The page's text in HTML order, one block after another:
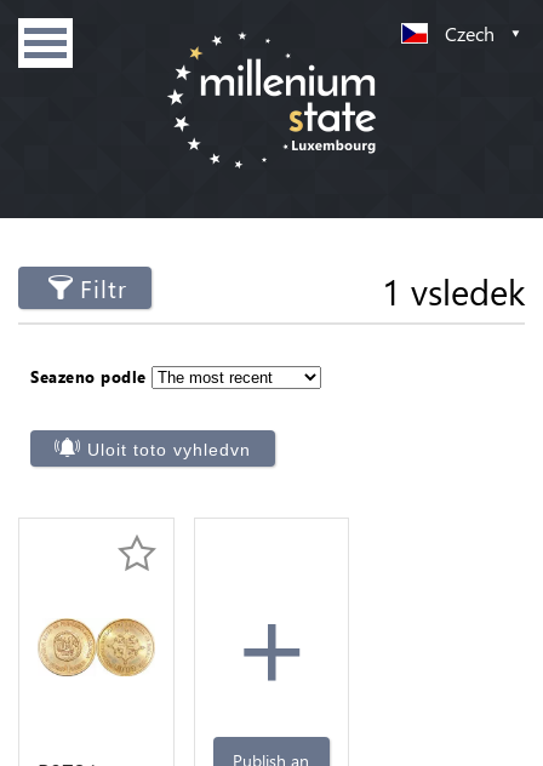
Czech
Filtr 1 vsledek
Seazeno podle
Uloit toto vyhledvn
+
Publish an